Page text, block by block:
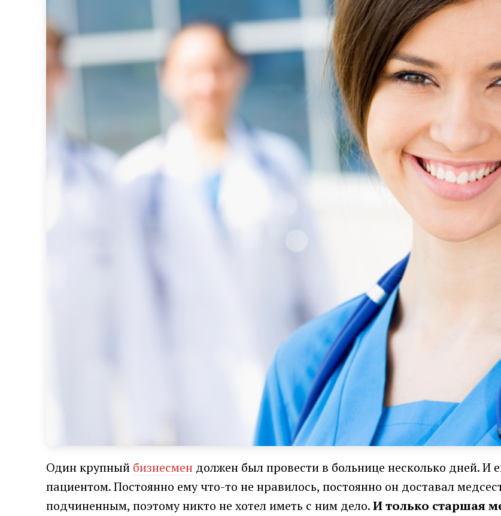
Один крупный бизнесмен должен был провести в больнице несколько дней. И
пациентом. Постоянно ему что-то не нравилось, постоянно он доставал
подчиненным, поэтому никто не хотел иметь с ним дело.И только старшая